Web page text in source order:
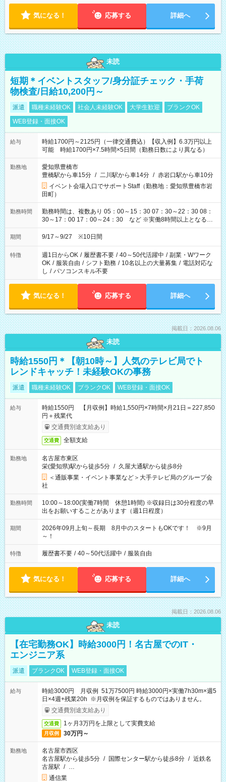
気になる！ 応募する 詳細へ
未読
短期＊イベントスタッフ/身分証チェック・手荷
物検査/日給10,200円～
派遣 職種未経験OK 社会人未経験OK 大学生歓迎
ブランクOK
WEB登録・面接OK
給与
時給1700円～2125円（一律交通費込）【収入例】6.3万円以上
可能 時給1700円×7.5時間×5日間（勤務日数により異なる）
勤務地
愛知県豊橋市
豊橋駅から車15分 / 二川駅から車14分 / 赤岩口駅から車10分
イベント会場入口でサポートStaff（勤務地：愛知県豊橋市岩
田町）
勤務時間
勤務時間は、複数あり 05：00～15：30 07：30～22：30 08：
30～17：00 17：00～24：30 など ※実働8時間以上となる勤
務もあります。 【休憩】60分+他休憩あり 交替で取得します。
安全面に配慮しこまめな休憩があります。
期間 9/17～9/27 ※10日間
特徴 週1日からOK / 履歴書不要 / 40～50代活躍中 / 副業・Wワーク
OK / 服装自由 / シフト勤務 / 10名以上の大量募集 / 電話対応な
し / パソコンスキル不要
気になる！ 応募する 詳細へ
掲載日：2026.08.06
未読
時給1550円＊【朝10時～】人気のテレビ局でト
レンドキャッチ！未経験OKの事務
派遣 職種未経験OK ブランクOK WEB登録・面接OK
給与
時給1550円 【月収例】時給1,550円×7時間×月21日＝227,850
円＋残業代
交通費別途支給あり
交通費 全額支給
勤務地
名古屋市東区
栄(愛知県)駅から徒歩5分 / 久屋大通駅から徒歩8分
＜通販事業・イベント事業など＞大手テレビ局のグループ会
社
勤務時間
10:00～18:00(実働7時間 休憩1時間) ※収録日は30分程度の早
出をお願いすることがあります（週1日程度）
期間
2026年09月上旬～長期 8月中のスタートもOKです！ ※9月
～！
特徴 履歴書不要 / 40～50代活躍中 / 服装自由
気になる！ 応募する 詳細へ
掲載日：2026.08.06
未読
【在宅勤務OK】時給3000円！名古屋でのIT・
エンジニア系
派遣 ブランクOK WEB登録・面接OK
給与
時給3000円 月収例 51万7500円 時給3000円×実働7h30m×週5
日×4週+残業20h ※月収例を保証するものではありません。
交通費別途支給あり
交通費 1ヶ月3万円を上限として実費支給
月収例 30万円～
勤務地
名古屋市西区
名古屋駅から徒歩5分 / 国際センター駅から徒歩8分 / 近鉄名
古屋駅 / …
通信業